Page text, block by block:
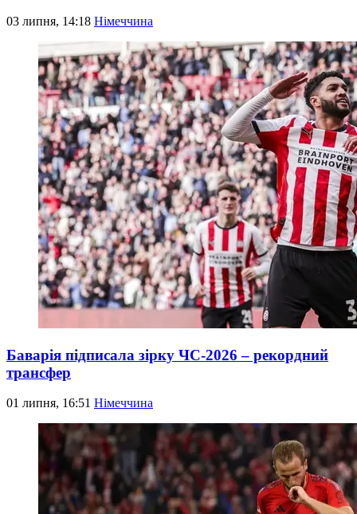
03 липня, 14:18 Німеччина
Баварія підписала зірку ЧС-2026 – рекордний
трансфер
01 липня, 16:51 Німеччина